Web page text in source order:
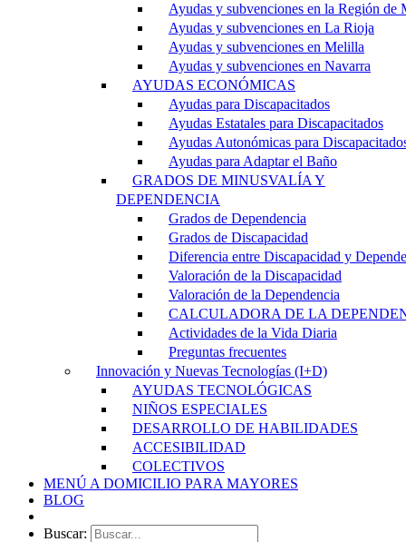
Ayudas y subvenciones en la Región de
Ayudas y subvenciones en La Rioja
Ayudas y subvenciones en Melilla
Ayudas y subvenciones en Navarra
AYUDAS ECONÓMICAS
Ayudas para Discapacitados
Ayudas Estatales para Discapacitados
Ayudas Autonómicas para
Ayudas para Adaptar el Baño
GRADOS DE MINUSVALÍA Y
DEPENDENCIA
Grados de Dependencia
Grados de Discapacidad
Diferencia entre Discapacidad y
Valoración de la Discapacidad
Valoración de la Dependencia
CALCULADORA DE LA
Actividades de la Vida Diaria
Preguntas frecuentes
Innovación y Nuevas Tecnologías (I+D)
AYUDAS TECNOLÓGICAS
NIÑOS ESPECIALES
DESARROLLO DE HABILIDADES
ACCESIBILIDAD
COLECTIVOS
MENÚ A DOMICILIO PARA MAYORES
BLOG
Buscar: